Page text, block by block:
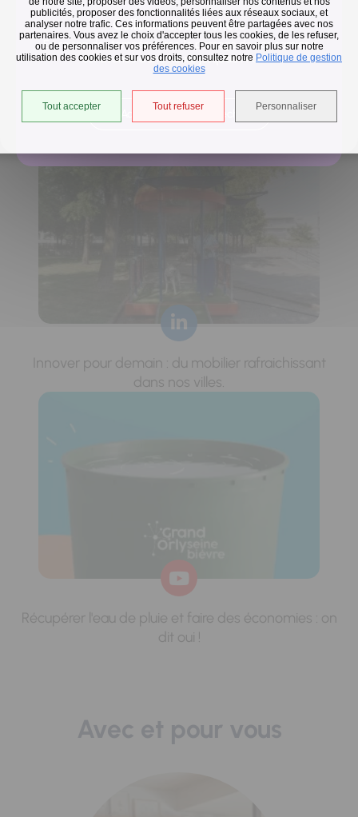
publicités, proposer des fonctionnalités liées aux réseaux sociaux, et
analyser notre trafic. Ces informations peuvent être partagées avec nos
partenaires. Vous avez le choix d'accepter tous les cookies, de les refuser,
ou de personnaliser vos préférences. Pour en savoir plus sur notre
utilisation des cookies et sur vos droits, consultez notre Politique de gestion
des cookies
Tout accepter Tout refuser Personnaliser
Collecte des déchets
En raison des températures, le passage de nos camions
est avancé d'une heure jusqu'au 14 août.
Accéder à l'univers déchets
Horaires de collecte adaptés aux périodes de fortes
chaleurs
Innover pour demain : du mobilier rafraichissant
dans nos villes.
Récupérer l'eau de pluie et faire des économies : on
dit oui !
Avec et pour vous